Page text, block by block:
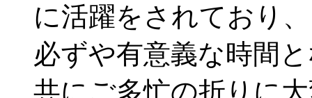
に活躍をされており
必ずや有意義な時間
共にご多忙の折りに